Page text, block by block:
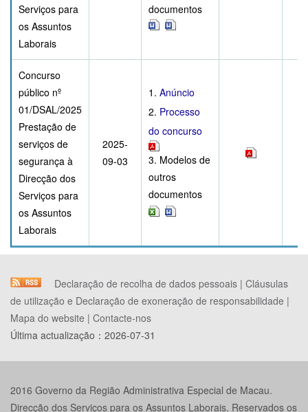
Serviços para
os Assuntos
Laborais
documentos
Concurso
público nº
01/DSAL/2025
Prestação de
serviços de
segurança à
Direcção dos
Serviços para
os Assuntos
Laborais
2025-
09-03
1. Anúncio
2. Processo
do concurso
3. Modelos de
outros
documentos
Declaração de recolha de dados pessoais | Cláusulas
de utilização e Declaração de exoneração de responsabilidade |
Mapa do website | Contacte-nos
Última actualização： 2026-07-31
2016 Governo da Região Administrativa Especial de Macau.
Direcção dos Serviços para os Assuntos Laborais. Reservados os